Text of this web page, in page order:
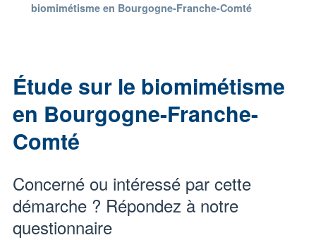
biomimétisme en Bourgogne-Franche-Comté
Étude sur le biomimétisme
en Bourgogne-Franche-
Comté
Concerné ou intéressé par cette
démarche ? Répondez à notre
questionnaire